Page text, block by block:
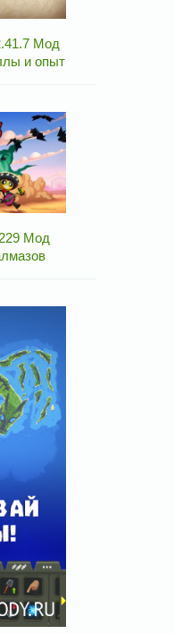
Мод
и опыт
Мод